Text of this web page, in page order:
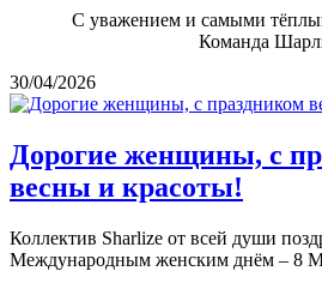
С уважением и самыми
Команда
30/04/2026
Дорогие женщины, с
весны и красоты!
Коллектив Sharlize от всей души
Международным женским днём – 8